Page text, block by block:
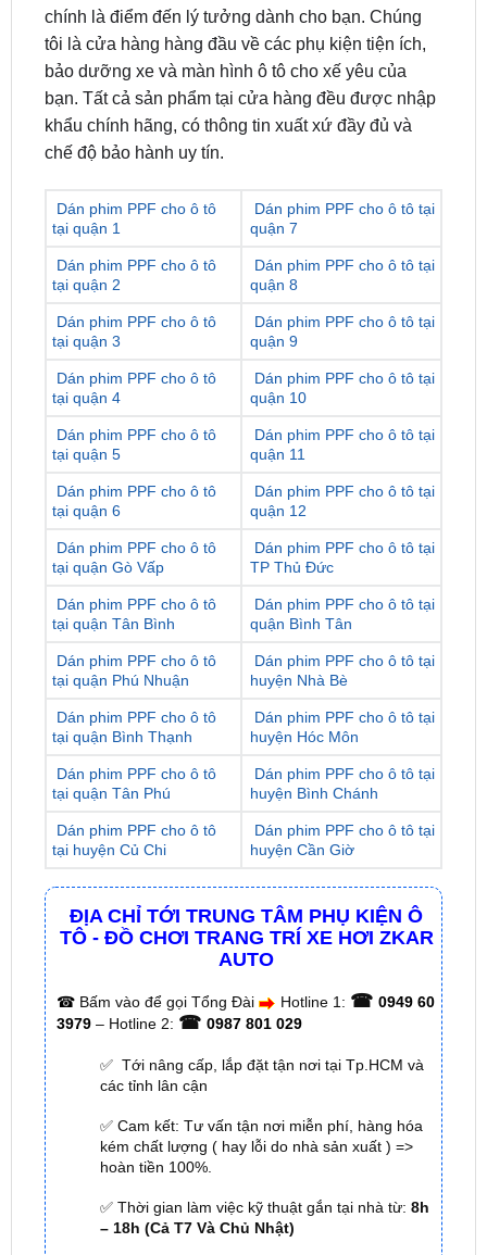
bảo dưỡng xe và màn hình ô tô cho xế yêu của
bạn. Tất cả sản phẩm tại cửa hàng đều được nhập
khẩu chính hãng, có thông tin xuất xứ đầy đủ và
chế độ bảo hành uy tín.
Dán phim PPF cho ô tô
Dán phim PPF cho ô tô
tại quận 2
Dán phim PPF cho ô tô tại
quận 8
Dán phim PPF cho ô tô
tại quận 3
Dán phim PPF cho ô tô tại
quận 9
Dán phim PPF cho ô tô
tại quận 4
Dán phim PPF cho ô tô tại
quận 10
Dán phim PPF cho ô tô
tại quận 5
Dán phim PPF cho ô tô tại
quận 11
Dán phim PPF cho ô tô
tại quận 6
Dán phim PPF cho ô tô tại
quận 12
Dán phim PPF cho ô tô
tại quận Gò Vấp
Dán phim PPF cho ô tô tại
TP Thủ Đức
Dán phim PPF cho ô tô
tại quận Tân Bình
Dán phim PPF cho ô tô tại
quận Bình Tân
Dán phim PPF cho ô tô
tại quận Phú Nhuận
Dán phim PPF cho ô tô tại
huyện Nhà Bè
Dán phim PPF cho ô tô
tại quận Bình Thạnh
Dán phim PPF cho ô tô tại
huyện Hóc Môn
Dán phim PPF cho ô tô
tại quận Tân Phú
Dán phim PPF cho ô tô tại
huyện Bình Chánh
Dán phim PPF cho ô tô
tại huyện Củ Chi
Dán phim PPF cho ô tô tại
huyện Cần Giờ
ĐỊA CHỈ TỚI TRUNG TÂM PHỤ KIỆN Ô
TÔ - ĐỒ CHƠI TRANG TRÍ XE HƠI ZKAR
☎Bấm vào để gọi Tổng Đài Hotline 1:☎ 0949 60
0987 801 029
✅ Tới nâng cấp, lắp đặt tận nơi tại Tp.HCM và
các tỉnh lân cận
✅ Cam kết: Tư vấn tận nơi miễn phí, hàng hóa
kém chất lượng ( hay lỗi do nhà sản xuất ) =>
✅ Thời gian làm việc kỹ thuật gắn tại nhà từ:8h
– 18h (Cả T7 Và Chủ Nhật)
✅ Có xuấthóa đơn VATcho Khách Hàng